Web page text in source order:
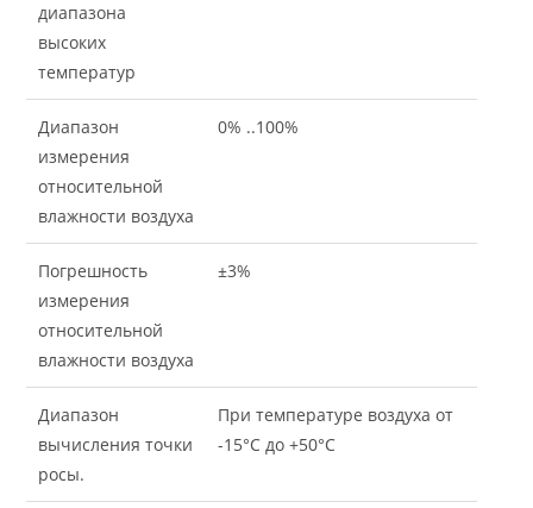
диапазона
высоких
температур
Диапазон
измерения
относительной
влажности воздуха
0% ..100%
Погрешность
измерения
относительной
влажности воздуха
±3%
Диапазон
вычисления точки
росы.
При температуре воздуха от
-15°C до +50°C